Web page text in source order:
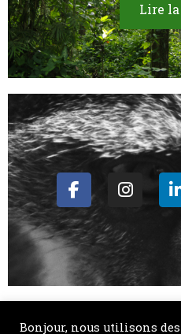
Lire
Bonjour, nous utilisons